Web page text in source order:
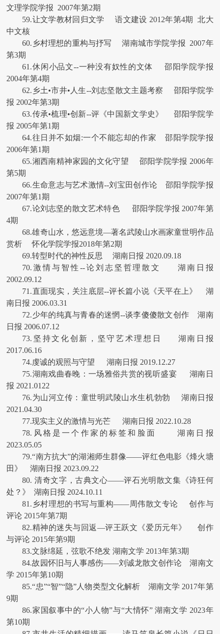
文理学院学报 2007年第2期
59.让文学教材回归文学 语文建设 2012年第4期 北大
中文核
60.乡村理想的重构与抒写 湖南城市学院学报 2007年
第3期
61.休闲小品文--一种没有奴性的文体 邵阳学院学报
2004年第4期
62.乡土•市井•人生--刘志坚散文主题考察 邵阳学院学
报 2002年第3期
63.传承•梳理•创新--评《中国新文学史》 邵阳学院学
报 2005年第1期
64.往日并不如烟:一个不能忘却的作家 邵阳学院学报
2006年第1期
65.湘西南精神家园的文化守望 邵阳学院学报 2006年
第5期
66.生命意志与艺术激情--刘宝田创作论 邵阳学院学报
2007年第1期
67.论刘志坚的散文艺术特色 邵阳学院学报 2007年第
4期
68.雄奇山水，悠远意境—著名武陵山水画家童世明作品
赏析 怀化学院学报2018年第2期
69.转型时代的神性反思 湖南日报 2020.09.18
70.激情与智性--论刘志坚哲理散文 湖南日报
2002.09.12
71.直面现实，关注底层--评长篇小说《天平在上》 湖
南日报 2006.03.31
72.少年的纯真与青春的迷惘--谈李傻傻散文创作 湖南
日报 2006.07.12
73.坚持文化创新，坚守艺术理想日 湖南日报
2017.06.16
74.虔诚的观照与守望 湖南日报 2019.12.27
75.湖南戏曲春晚：一场雅俗共赏的视听盛宴 湖南日
报 2021.0122
76.为山河立传：童世明武陵山水生机勃勃 湖南日报
2021.04.30
77.现实主义的激情与光芒 湖南日报 2022.10.28
78.风格是一个作家的标签和脸面 湖南日报
2023.05.05
79.“南方抗大”的湖湘师生群像——评红色电影《烽火塘
田》 湖南日报 2023.09.22
80. 清奇文字，古典文心——评石光明散文集《诗狂何
处？》 湖南日报 2024.10.11
81.乡村理想的书写与重构——周伟散文专论 创作与
评论 2015年第7期
82.精神的迷失与回返—评王跃文《爱历元年》 创作
与评论 2015年第9期
83.文脉绵延，弦歌不绝发 湖南文学 2013年第3期
84.故园怀旧与人事感伤——刘诚龙散文创作论 湖南文
学 2015年第10期
85.“忠”“智”“隐”人物类型文化解析 湖南文学 2017年第
9期
86.家国叙事中的“小人物”与“大情怀” 湖南文学 2023年
第10期